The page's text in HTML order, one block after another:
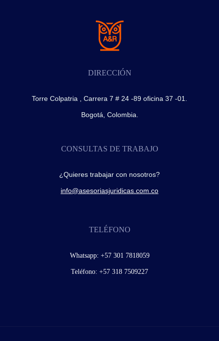
DIRECCIÓN
Torre Colpatria , Carrera 7 # 24 -89 oficina 37 -01.
Bogotá, Colombia.
CONSULTAS DE TRABAJO
¿Quieres trabajar con nosotros?
info@asesoriasjuridicas.com.co
TELÉFONO
Whatsapp: +57 301 7818059
Teléfono: +57 318 7509227